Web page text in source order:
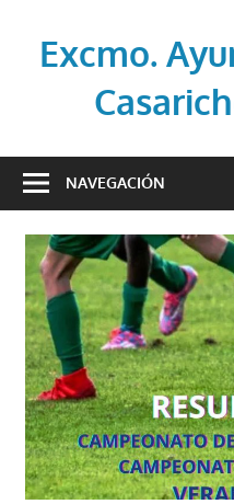
contenidoExcmo.
oficial
Ayuntamiento
de
Casariche
(Sevilla)
NAVEGACIÓN